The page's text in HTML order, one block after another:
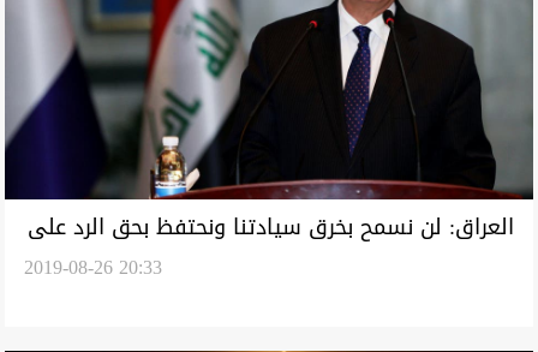
العراق: لن نسمح بخرق سيادتنا ونحتفظ بحق الرد على
2019-08-26 20:33